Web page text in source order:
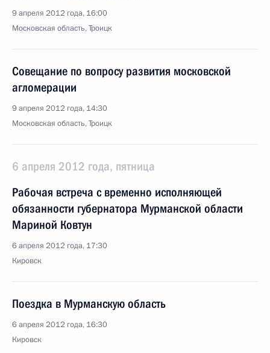
9 апреля 2012 года, 16:00
Московская область, Троицк
Совещание по вопросу развития московской
агломерации
9 апреля 2012 года, 14:30
Московская область, Троицк
6 апреля 2012 года, пятница
Рабочая встреча с временно исполняющей
обязанности губернатора Мурманской области
Мариной Ковтун
6 апреля 2012 года, 17:30
Кировск
Поездка в Мурманскую область
6 апреля 2012 года, 16:30
Кировск